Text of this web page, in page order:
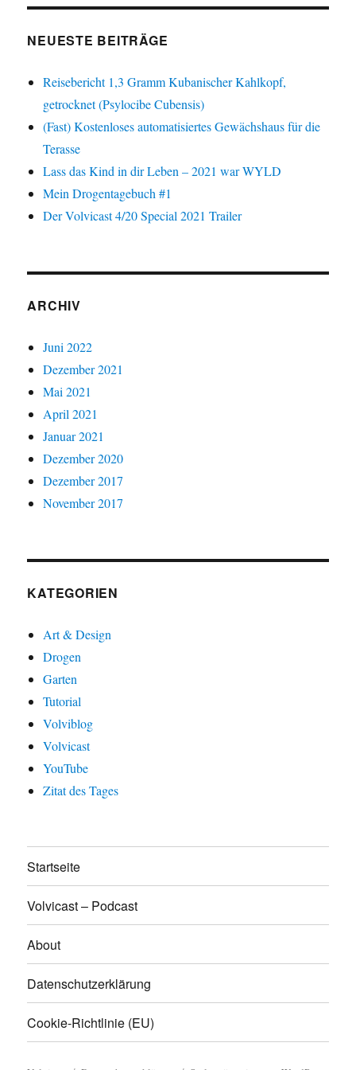
NEUESTE BEITRÄGE
Reisebericht 1,3 Gramm Kubanischer Kahlkopf,
getrocknet (Psylocibe Cubensis)
(Fast) Kostenloses automatisiertes Gewächshaus für die
Terasse
Lass das Kind in dir Leben – 2021 war WYLD
Mein Drogentagebuch #1
Der Volvicast 4/20 Special 2021 Trailer
ARCHIV
Juni 2022
Dezember 2021
Mai 2021
April 2021
Januar 2021
Dezember 2020
Dezember 2017
November 2017
KATEGORIEN
Art & Design
Drogen
Garten
Tutorial
Volviblog
Volvicast
YouTube
Zitat des Tages
Startseite
Volvicast – Podcast
About
Datenschutzerklärung
Cookie-Richtlinie (EU)